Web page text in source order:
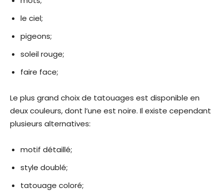
le ciel;
pigeons;
soleil rouge;
faire face;
Le plus grand choix de tatouages ​​est disponible en
deux couleurs, dont l’une est noire. Il existe cependant
plusieurs alternatives:
motif détaillé;
style doublé;
tatouage coloré;